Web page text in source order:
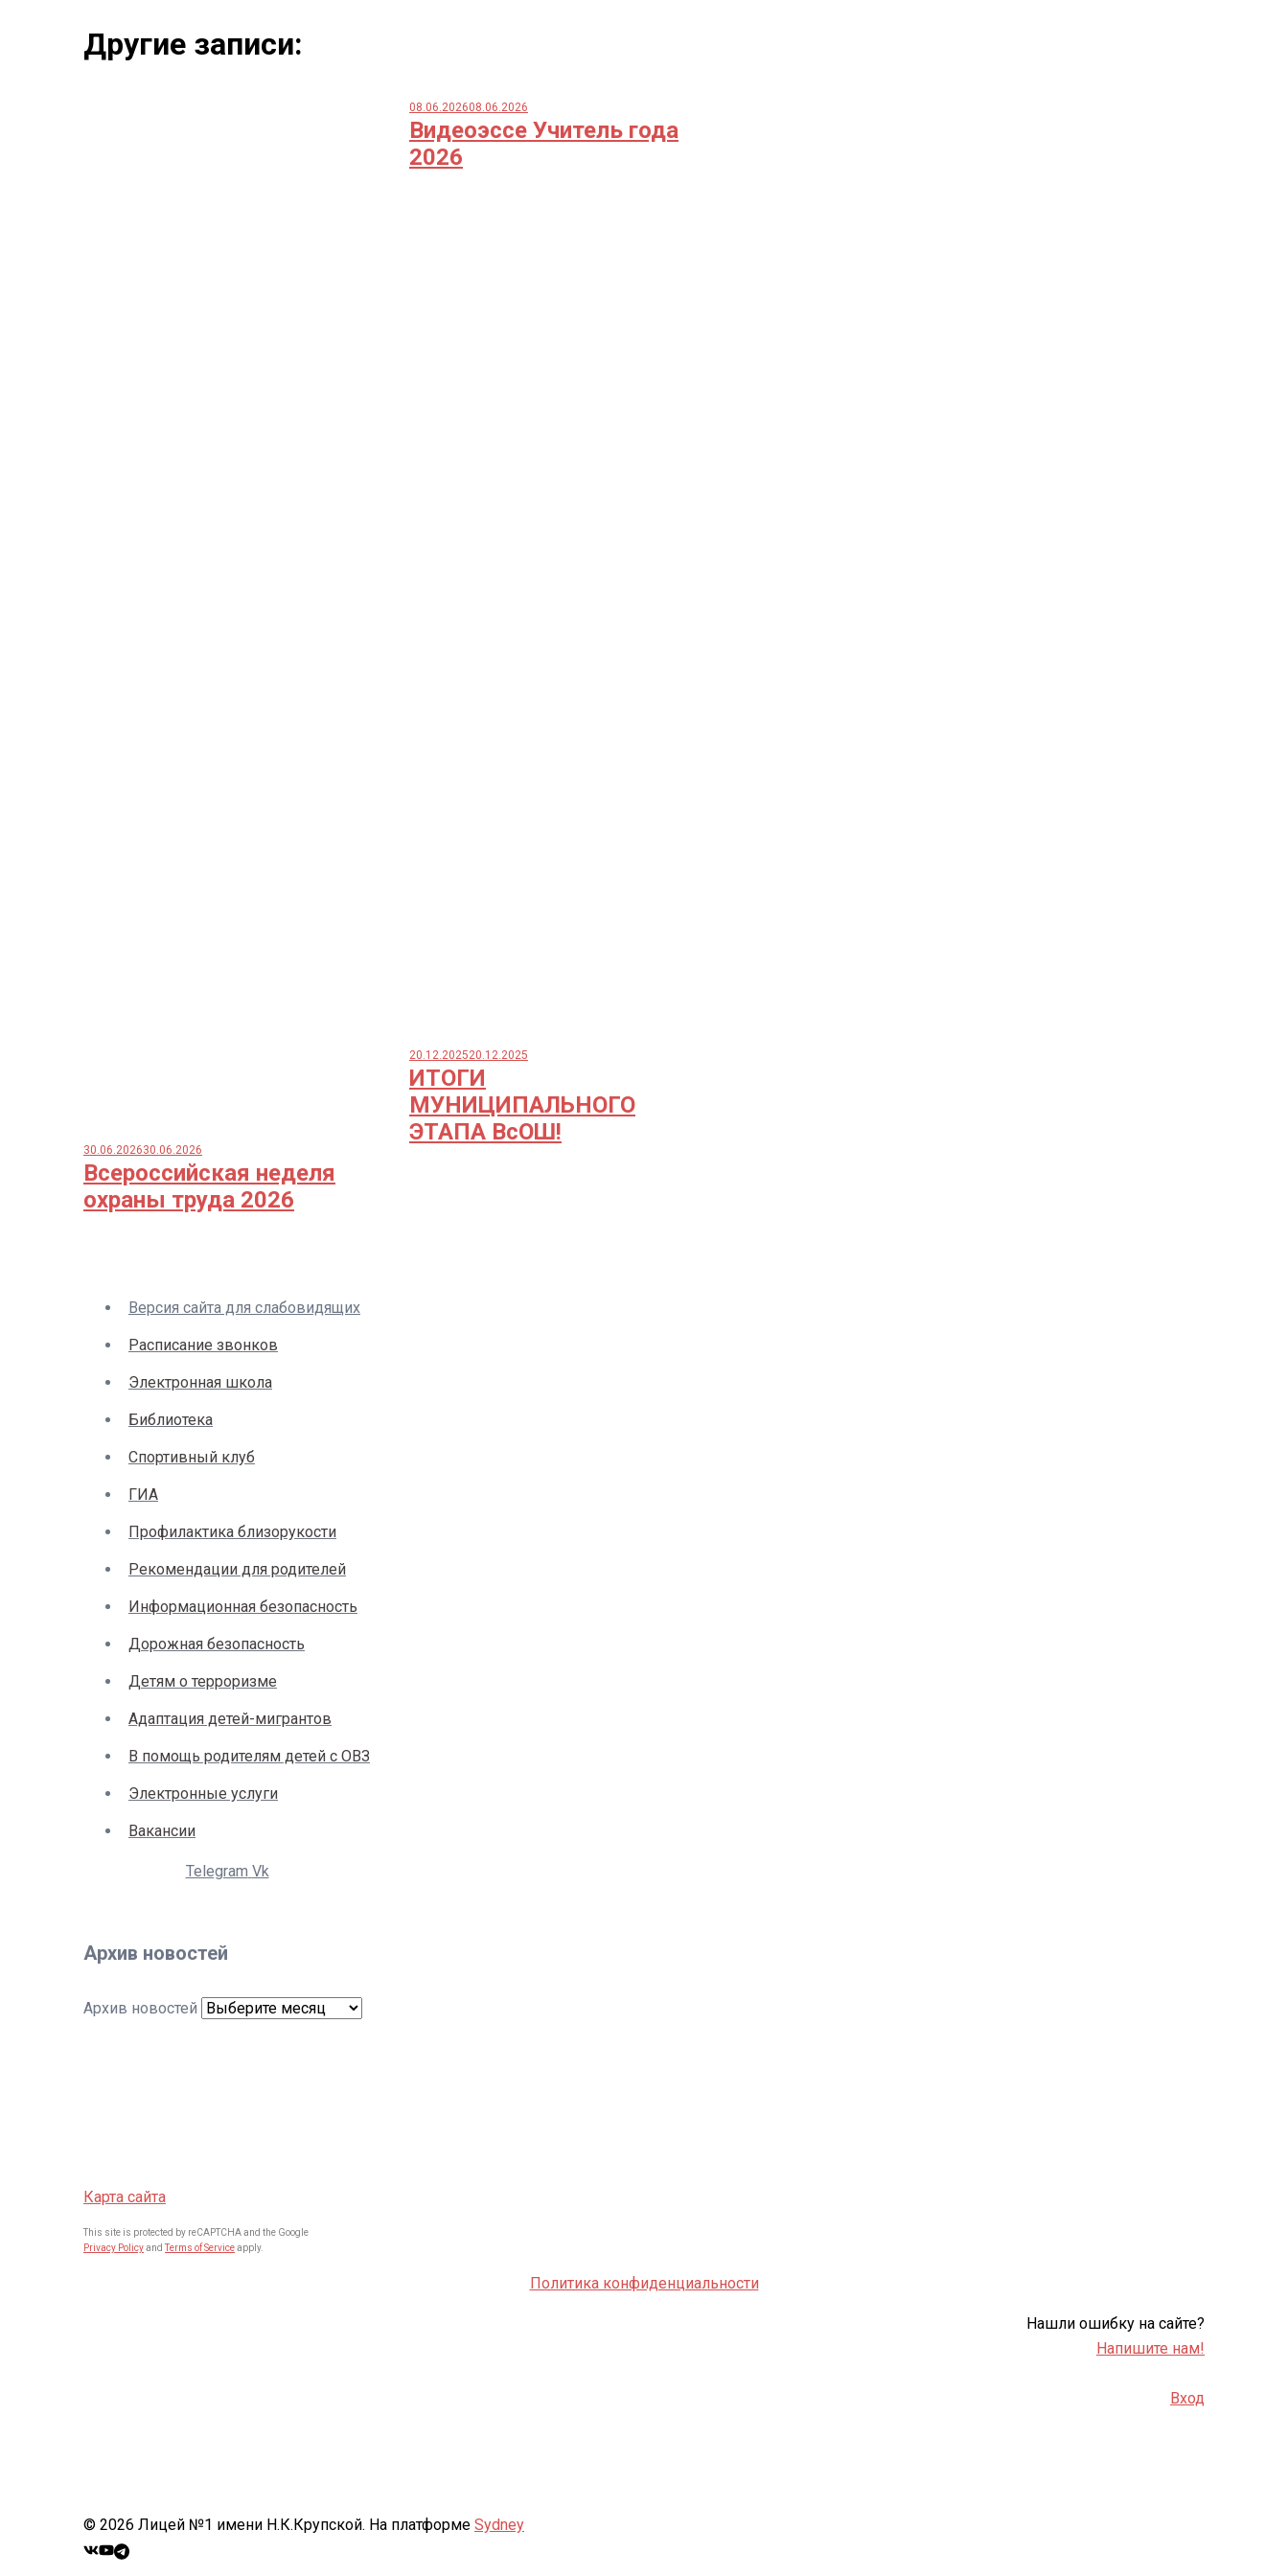
Другие записи:
30.06.202630.06.2026
Всероссийская неделя
охраны труда 2026
08.06.202608.06.2026
Видеоэссе Учитель года
2026
20.12.202520.12.2025
ИТОГИ
МУНИЦИПАЛЬНОГО
ЭТАПА ВсОШ!
Версия сайта для слабовидящих
Расписание звонков
Электронная школа
Библиотека
Спортивный клуб
ГИА
Профилактика близорукости
Рекомендации для родителей
Информационная безопасность
Дорожная безопасность
Детям о терроризме
Адаптация детей-мигрантов
В помощь родителям детей с ОВЗ
Электронные услуги
Вакансии
Telegram Vk
Архив новостей
Архив новостей
Карта сайта
This site is protected by reCAPTCHA and the Google
Privacy Policyand Terms of Serviceapply.
Политика конфиденциальности
Нашли ошибку на сайте?
Напишите нам!
Вход
© 2026 Лицей №1 имени Н.К.Крупской. На платформе Sydney